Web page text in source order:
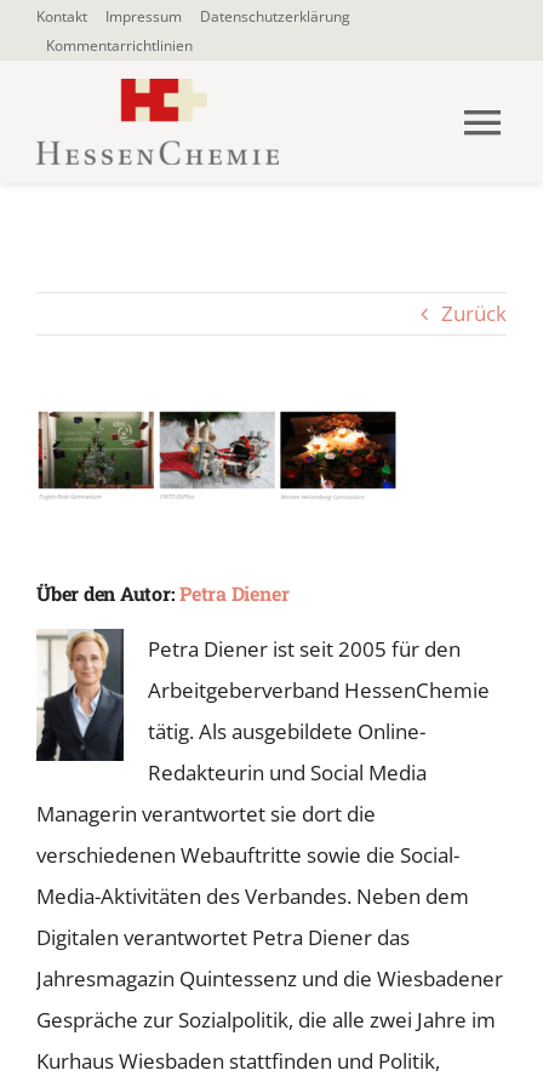
Zum
Inhalt
Kontakt Impressum
Datenschutzerklärung
Kommentarrichtlinien
Über uns
SUCHE
NACH:
Zurück
Über den Autor:Petra Diener
Petra Diener ist seit 2005 für den
Arbeitgeberverband HessenChemie
tätig. Als ausgebildete Online-
Redakteurin und Social Media
Managerin verantwortet sie dort die
verschiedenen Webauftritte sowie die Social-
Media-Aktivitäten des Verbandes. Neben dem
Digitalen verantwortet Petra Diener das
Jahresmagazin Quintessenz und die Wiesbadener
Gespräche zur Sozialpolitik, die alle zwei Jahre im
Kurhaus Wiesbaden stattfinden und Politik,